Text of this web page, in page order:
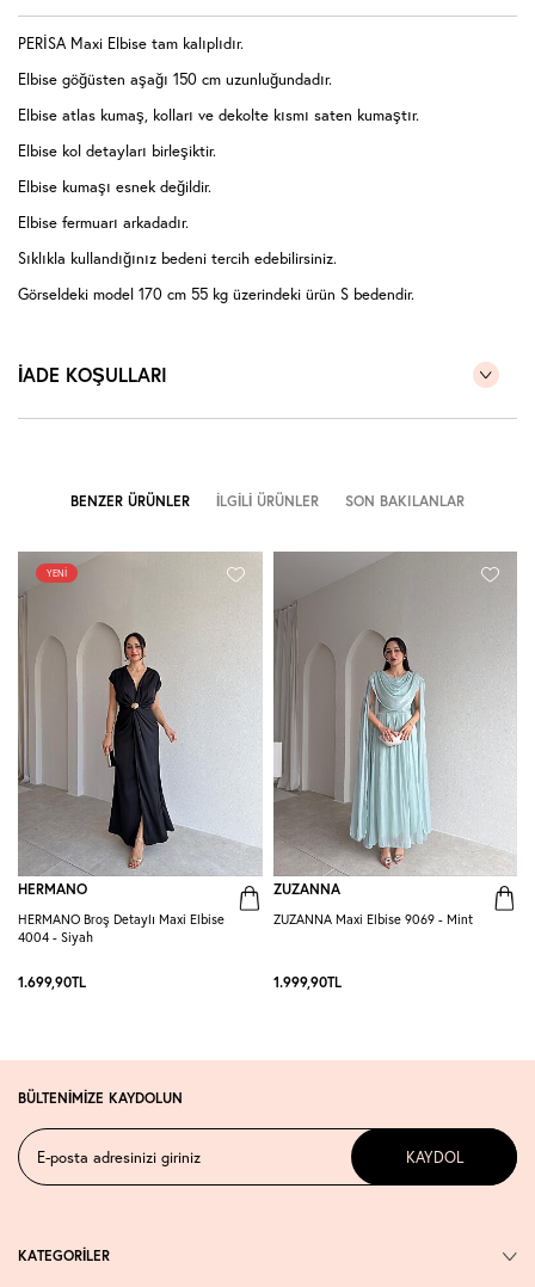
PERİSA Maxi Elbise tam kalıplıdır.
Elbise göğüsten aşağı 150 cm uzunluğundadır.
Elbise atlas kumaş, kolları ve dekolte kısmı saten kumaştır.
Elbise kol detayları birleşiktir.
Elbise kumaşı esnek değildir.
Elbise fermuarı arkadadır.
Sıklıkla kullandığınız bedeni tercih edebilirsiniz.
Görseldeki model 170 cm 55 kg üzerindeki ürün S bedendir.
İADE KOŞULLARI
BENZER ÜRÜNLER İLGILI ÜRÜNLER SON BAKILANLAR
YENI
HERMANO
HERMANO Broş Detaylı Maxi Elbise
4004 - Siyah
1.699,90TL
ZUZANNA
ZUZANNA Maxi Elbise 9069 - Mint
1.999,90TL
BÜLTENİMİZE KAYDOLUN
KAYDOL
KATEGORİLER